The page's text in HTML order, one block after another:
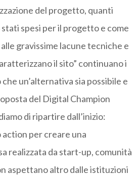
del progetto, quanti
spesi per il progetto e come
gravissime lacune tecniche e
il sito” continuano i
un’alternativa sia possibile e
del Digital Champion
di ripartire dall’inizio:
action per creare una
realizzata da start-up, comunità
aspettano altro dalle istituzioni